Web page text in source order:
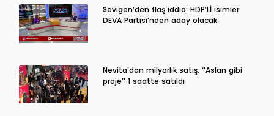
Sevigen’den flaş iddia: HDP’Lİ isimler
DEVA Partisi’nden aday olacak
Nevita’dan milyarlık satış: ‘’Aslan gibi
proje’’ 1 saatte satıldı